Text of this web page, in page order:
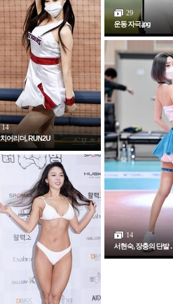
14
어리더, RUN2U
29
운동 자극.jpg
14
서현숙, 장충의 단발